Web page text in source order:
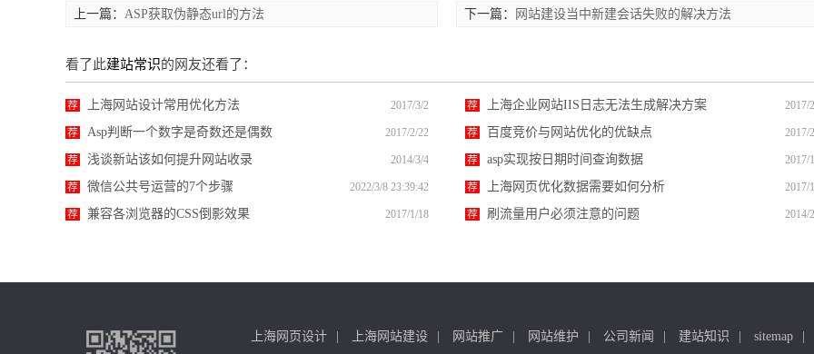
上一篇： ASP获取伪静态url的方法 下一篇： 网站建设当中新建会话失败的解决方法
看了此建站常识的网友还看了：
荐 2017/3/2
上海网站设计常用优化方法 荐 2017/
上海企业网站IIS日志无法生成解决方案
荐 2017/2/22
Asp判断一个数字是奇数还是偶数 荐 2017/
百度竞价与网站优化的优缺点
荐 2014/3/4
浅谈新站该如何提升网站收录 荐 2017/
asp实现按日期时间查询数据
荐 2022/3/8 23:39:42
微信公共号运营的7个步骤 荐 2017/
上海网页优化数据需要如何分析
荐 2017/1/18
兼容各浏览器的CSS倒影效果 荐 2014/
刷流量用户必须注意的问题
上海网页设计 上海网站建设 网站推广 网站维护 公司新闻 建站知识 sitemap